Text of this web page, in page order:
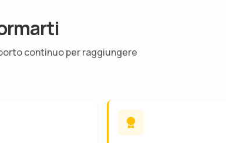
continuo per raggiungere